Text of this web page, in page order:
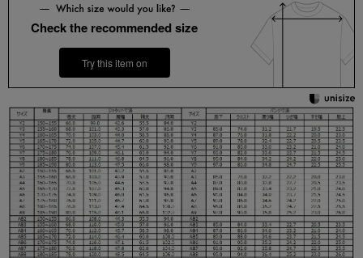
Check the recommended size
Try this item on